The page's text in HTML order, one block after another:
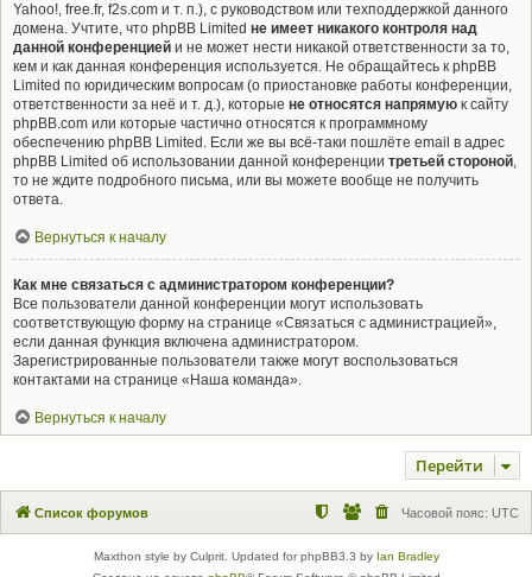
Yahoo!, free.fr, f2s.com и т. п.), с руководством или техподдержкой данного
домена. Учтите, что phpBB Limited не имеет никакого контроля над
данной конференцией и не может нести никакой ответственности за то,
кем и как данная конференция используется. Не обращайтесь к phpBB
Limited по юридическим вопросам (о приостановке работы конференции,
ответственности за неё и т. д.), которые не относятся напрямую к сайту
phpBB.com или которые частично относятся к программному
обеспечению phpBB Limited. Если же вы всё-таки пошлёте email в адрес
phpBB Limited об использовании данной конференции третьей стороной,
то не ждите подробного письма, или вы можете вообще не получить
ответа.
Вернуться к началу
Как мне связаться с администратором конференции?
Все пользователи данной конференции могут использовать
соответствующую форму на странице «Связаться с администрацией»,
если данная функция включена администратором.
Зарегистрированные пользователи также могут воспользоваться
контактами на странице «Наша команда».
Вернуться к началу
Перейти
Список форумов Часовой пояс: UTC
Maxthon style by Culprit. Updated for phpBB3.3 by Ian Bradley